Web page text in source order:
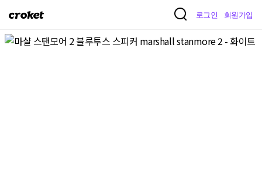
크
켓
로그인 회원가입